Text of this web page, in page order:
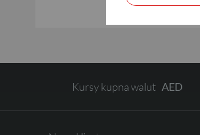
Kursy kupna walut AED